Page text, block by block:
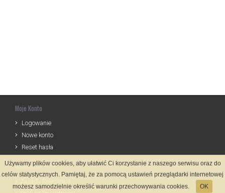
Moje Konto
Logowanie
Nowe konto
Reset hasła
Informacje
Używamy plików cookies, aby ułatwić Ci korzystanie z naszego serwisu oraz do
celów statystycznych. Pamiętaj, że za pomocą ustawień przeglądarki internetowej
możesz samodzielnie określić warunki przechowywania cookies.
OK